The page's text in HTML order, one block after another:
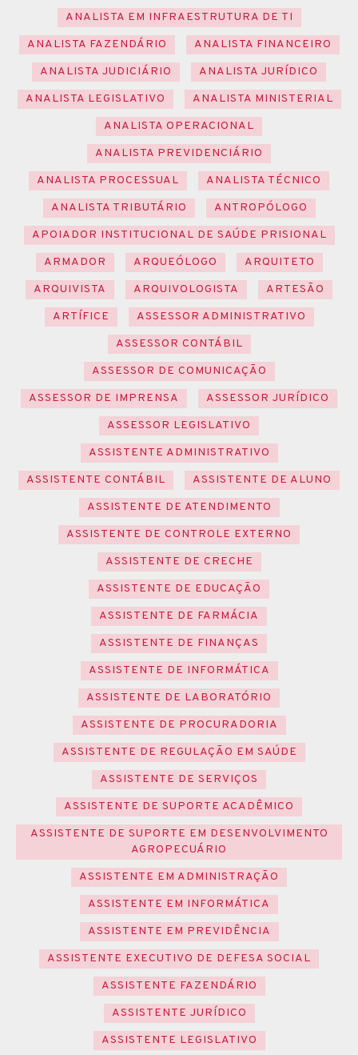
ANALISTA EM INFRAESTRUTURA DE TI
ANALISTA FAZENDÁRIO
ANALISTA FINANCEIRO
ANALISTA JUDICIÁRIO
ANALISTA JURÍDICO
ANALISTA LEGISLATIVO
ANALISTA MINISTERIAL
ANALISTA OPERACIONAL
ANALISTA PREVIDENCIÁRIO
ANALISTA PROCESSUAL
ANALISTA TÉCNICO
ANALISTA TRIBUTÁRIO
ANTROPÓLOGO
APOIADOR INSTITUCIONAL DE SAÚDE PRISIONAL
ARMADOR
ARQUEÓLOGO
ARQUITETO
ARQUIVISTA
ARQUIVOLOGISTA
ARTESÃO
ARTÍFICE
ASSESSOR ADMINISTRATIVO
ASSESSOR CONTÁBIL
ASSESSOR DE COMUNICAÇÃO
ASSESSOR DE IMPRENSA
ASSESSOR JURÍDICO
ASSESSOR LEGISLATIVO
ASSISTENTE ADMINISTRATIVO
ASSISTENTE CONTÁBIL
ASSISTENTE DE ALUNO
ASSISTENTE DE ATENDIMENTO
ASSISTENTE DE CONTROLE EXTERNO
ASSISTENTE DE CRECHE
ASSISTENTE DE EDUCAÇÃO
ASSISTENTE DE FARMÁCIA
ASSISTENTE DE FINANÇAS
ASSISTENTE DE INFORMÁTICA
ASSISTENTE DE LABORATÓRIO
ASSISTENTE DE PROCURADORIA
ASSISTENTE DE REGULAÇÃO EM SAÚDE
ASSISTENTE DE SERVIÇOS
ASSISTENTE DE SUPORTE ACADÊMICO
ASSISTENTE DE SUPORTE EM DESENVOLVIMENTO
AGROPECUÁRIO
ASSISTENTE EM ADMINISTRAÇÃO
ASSISTENTE EM INFORMÁTICA
ASSISTENTE EM PREVIDÊNCIA
ASSISTENTE EXECUTIVO DE DEFESA SOCIAL
ASSISTENTE FAZENDÁRIO
ASSISTENTE JURÍDICO
ASSISTENTE LEGISLATIVO